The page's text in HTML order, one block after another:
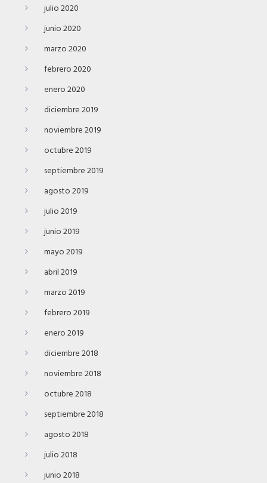
julio 2020
junio 2020
marzo 2020
febrero 2020
enero 2020
diciembre 2019
noviembre 2019
octubre 2019
septiembre 2019
agosto 2019
julio 2019
junio 2019
mayo 2019
abril 2019
marzo 2019
febrero 2019
enero 2019
diciembre 2018
noviembre 2018
octubre 2018
septiembre 2018
agosto 2018
julio 2018
junio 2018